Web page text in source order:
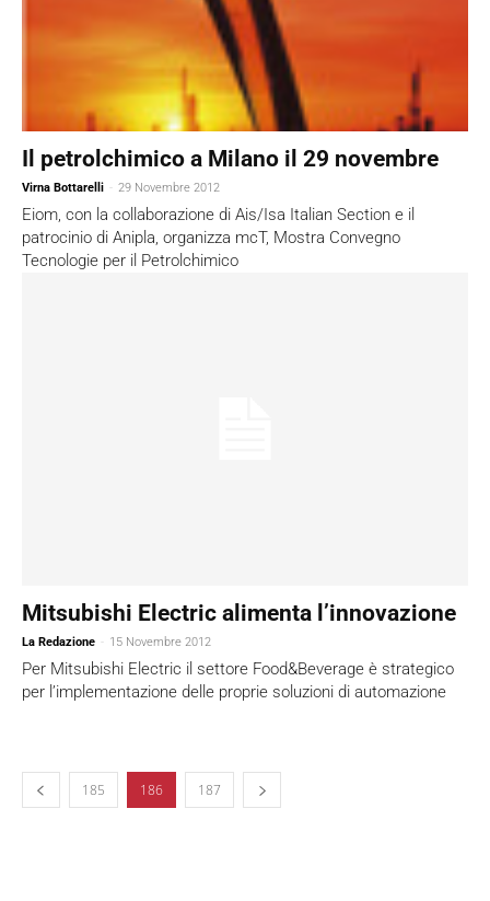
Il petrolchimico a Milano il 29 novembre
Virna Bottarelli - 29 Novembre 2012
Eiom, con la collaborazione di Ais/Isa Italian Section e il
patrocinio di Anipla, organizza mcT, Mostra Convegno
Tecnologie per il Petrolchimico
Mitsubishi Electric alimenta l’innovazione
La Redazione - 15 Novembre 2012
Per Mitsubishi Electric il settore Food&Beverage è strategico
per l’implementazione delle proprie soluzioni di automazione
185 186 187